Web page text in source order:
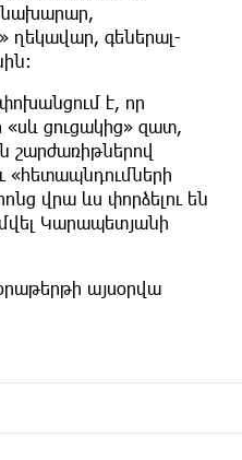
ղեկավար, գեներալ-
է, որ
ցուցակից» զատ,
շարժառիթներով
«հետապնդումների
վրա ևս փորձելու են
Կարապետյանի
այսօրվա